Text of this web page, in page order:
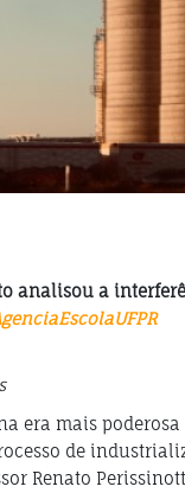
analisou a
era mais
de
Renato